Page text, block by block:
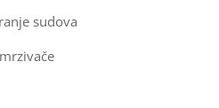
uređaje
sudova